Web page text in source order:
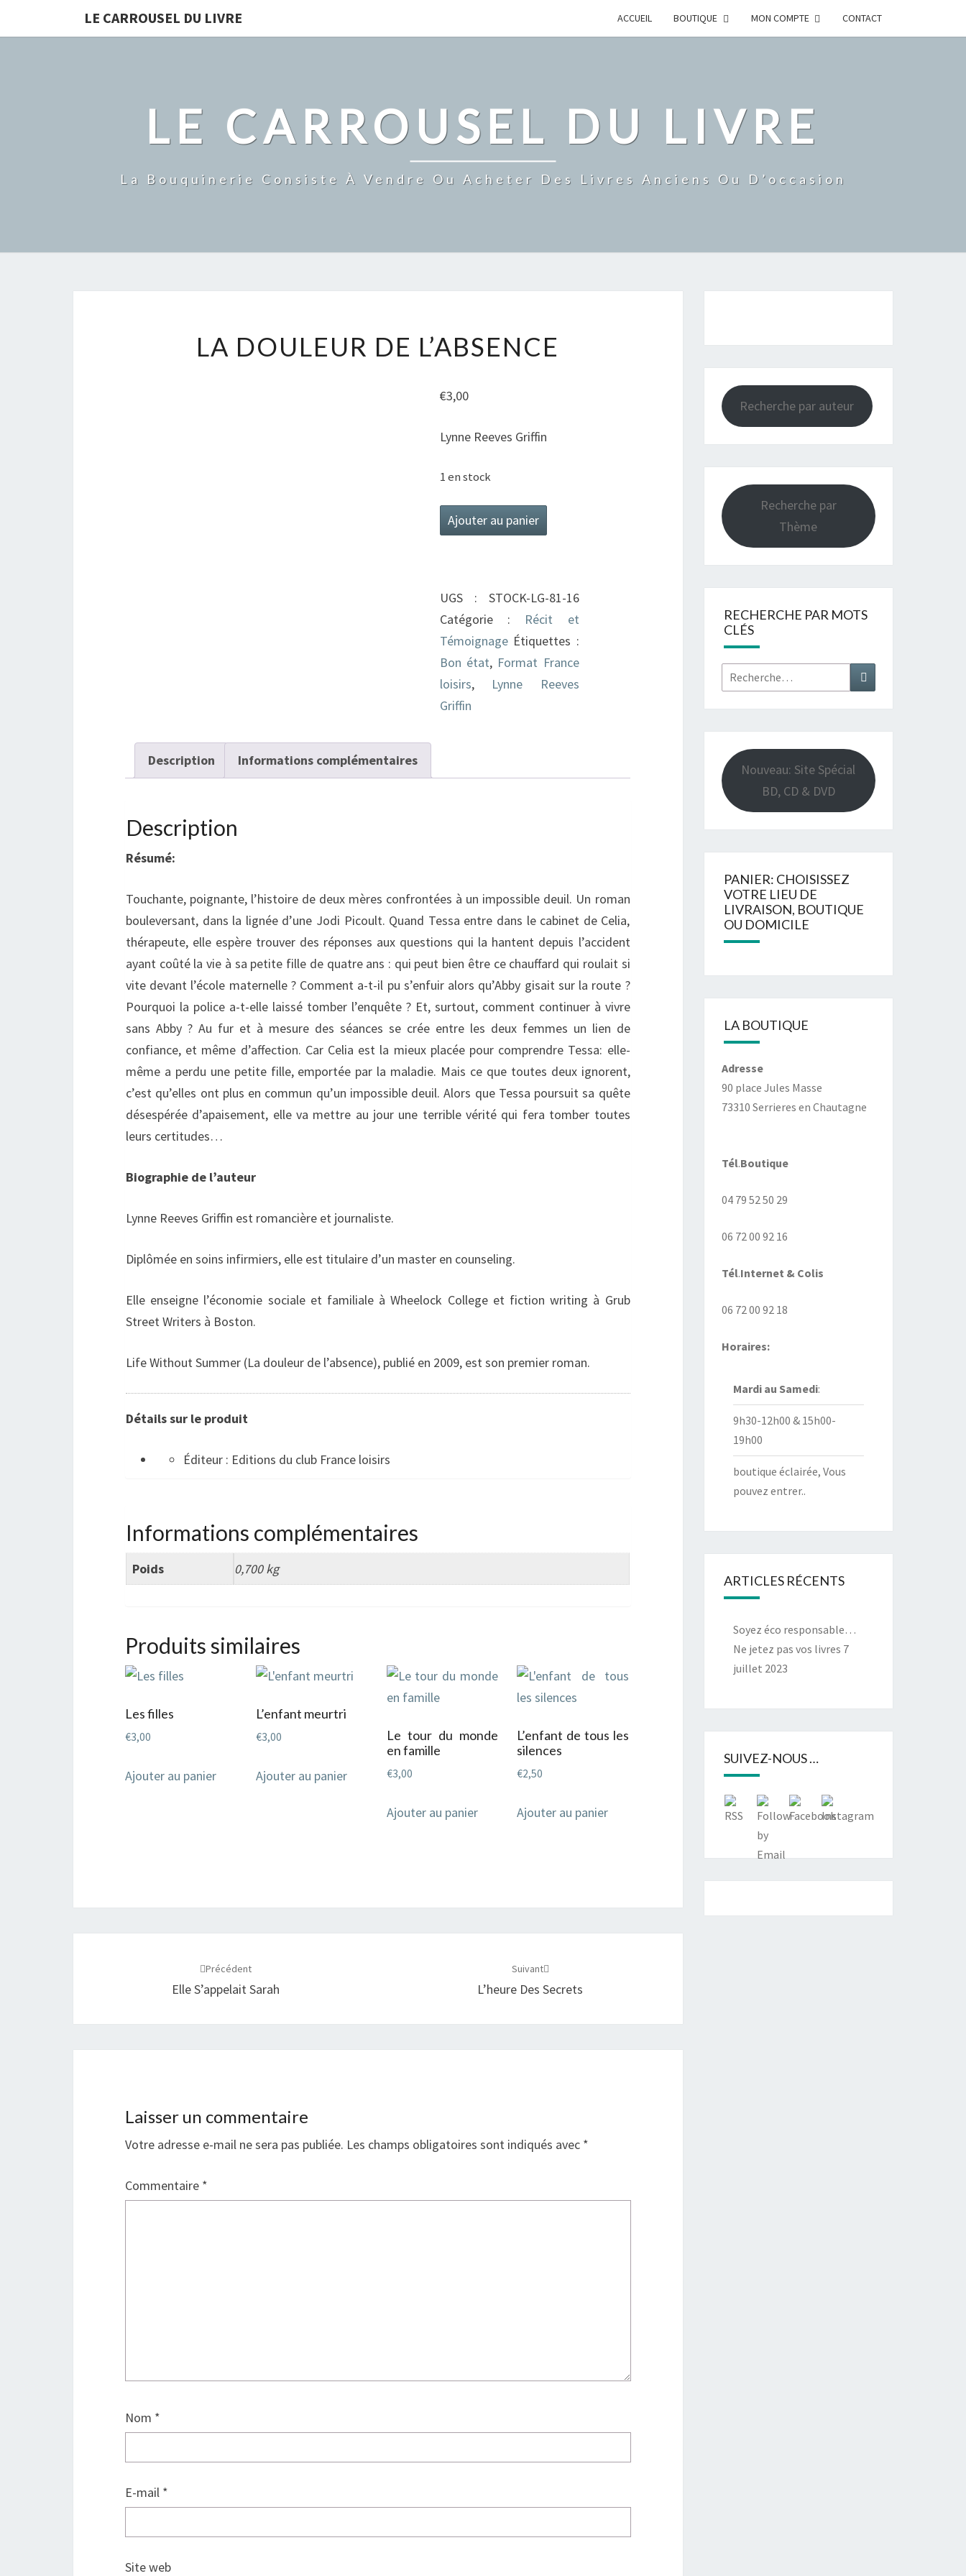
LE CARROUSEL DU LIVRE ACCUEIL BOUTIQUE MON COMPTE CONTACT
LE CARROUSEL DU LIVRE
La Bouquinerie Consiste À Vendre Ou Acheter Des Livres Anciens Ou D’occasion
DOULEUR
L’ABSENCE
LA DOULEUR DE L’ABSENCE
€3,00
Lynne Reeves Griffin
1 en stock
quantité
de
de
l'absence
Ajouter au panier
UGS : STOCK-LG-81-16
Catégorie : Récit et
Témoignage Étiquettes :
Bon état, Format France
loisirs, Lynne Reeves
Griffin
Description Informations complémentaires
Description
Résumé:
Touchante, poignante, l’histoire de deux mères confrontées à un impossible deuil. Un roman
bouleversant, dans la lignée d’une Jodi Picoult. Quand Tessa entre dans le cabinet de Celia,
thérapeute, elle espère trouver des réponses aux questions qui la hantent depuis l’accident
ayant coûté la vie à sa petite fille de quatre ans : qui peut bien être ce chauffard qui roulait si
vite devant l’école maternelle ? Comment a-t-il pu s’enfuir alors qu’Abby gisait sur la route ?
Pourquoi la police a-t-elle laissé tomber l’enquête ? Et, surtout, comment continuer à vivre
sans Abby ? Au fur et à mesure des séances se crée entre les deux femmes un lien de
confiance, et même d’affection. Car Celia est la mieux placée pour comprendre Tessa: elle-
même a perdu une petite fille, emportée par la maladie. Mais ce que toutes deux ignorent,
c’est qu’elles ont plus en commun qu’un impossible deuil. Alors que Tessa poursuit sa quête
désespérée d’apaisement, elle va mettre au jour une terrible vérité qui fera tomber toutes
leurs certitudes…
Biographie de l’auteur
Lynne Reeves Griffin est romancière et journaliste.
Diplômée en soins infirmiers, elle est titulaire d’un master en counseling.
Elle enseigne l’économie sociale et familiale à Wheelock College et fiction writing à Grub
Street Writers à Boston.
Life Without Summer (La douleur de l’absence), publié en 2009, est son premier roman.
Détails sur le produit
Éditeur : Editions du club France loisirs
Informations complémentaires
Poids 0,700 kg
Produits similaires
Les filles
€3,00
Ajouter au panier
L’enfant meurtri
€3,00
Ajouter au panier
Le tour du monde
en famille
€3,00
Ajouter au panier
L’enfant de tous les
silences
€2,50
Ajouter au panier
Précédent
Elle S’appelait Sarah
Suivant
L’heure Des Secrets
Laisser un commentaire
Votre adresse e-mail ne sera pas publiée. Les champs obligatoires sont indiqués avec *
Commentaire *
Nom *
E-mail *
Site web
Recherche par auteur
Recherche par
Thème
RECHERCHE PAR MOTS
CLÉS
Rechercher : Recherche
Nouveau: Site Spécial
BD, CD & DVD
PANIER: CHOISISSEZ
VOTRE LIEU DE
LIVRAISON, BOUTIQUE
OU DOMICILE
LA BOUTIQUE
Adresse
90 place Jules Masse
73310 Serrieres en Chautagne
Tél.Boutique
04 79 52 50 29
06 72 00 92 16
Tél.Internet & Colis
06 72 00 92 18
Horaires:
Mardi au Samedi:
9h30-12h00 & 15h00-
19h00
boutique éclairée, Vous
pouvez entrer..
ARTICLES RÉCENTS
Soyez éco responsable…
Ne jetez pas vos livres 7
juillet 2023
SUIVEZ-NOUS …